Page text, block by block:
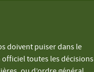
doivent puiser dans le
toutes les décisions